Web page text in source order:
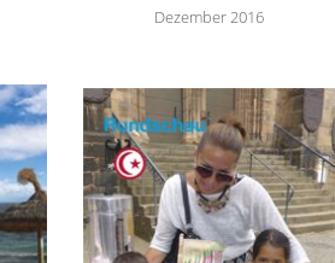
Dezember 2016